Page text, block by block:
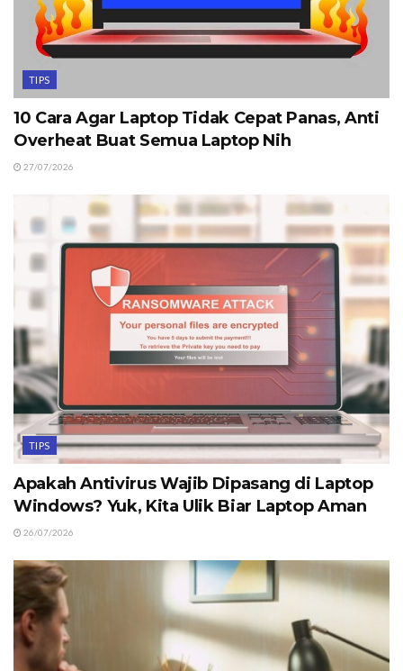
TIPS
10 Cara Agar Laptop Tidak Cepat Panas, Anti
Overheat Buat Semua Laptop Nih
27/07/2026
TIPS
Apakah Antivirus Wajib Dipasang di Laptop
Windows? Yuk, Kita Ulik Biar Laptop Aman
26/07/2026